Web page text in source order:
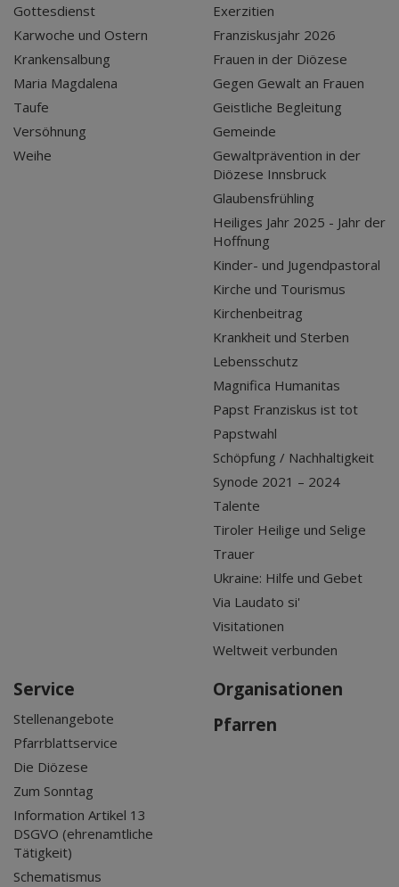
Gottesdienst
Karwoche und Ostern
Krankensalbung
Maria Magdalena
Taufe
Versöhnung
Weihe
Exerzitien
Franziskusjahr 2026
Frauen in der Diözese
Gegen Gewalt an Frauen
Geistliche Begleitung
Gemeinde
Gewaltprävention in der
Diözese Innsbruck
Glaubensfrühling
Heiliges Jahr 2025 - Jahr der
Hoffnung
Kinder- und Jugendpastoral
Kirche und Tourismus
Kirchenbeitrag
Krankheit und Sterben
Lebensschutz
Magnifica Humanitas
Papst Franziskus ist tot
Papstwahl
Schöpfung / Nachhaltigkeit
Synode 2021 – 2024
Talente
Tiroler Heilige und Selige
Trauer
Ukraine: Hilfe und Gebet
Via Laudato si'
Visitationen
Weltweit verbunden
Service
Stellenangebote
Pfarrblattservice
Die Diözese
Zum Sonntag
Information Artikel 13
DSGVO (ehrenamtliche
Tätigkeit)
Schematismus
Organisationen
Pfarren